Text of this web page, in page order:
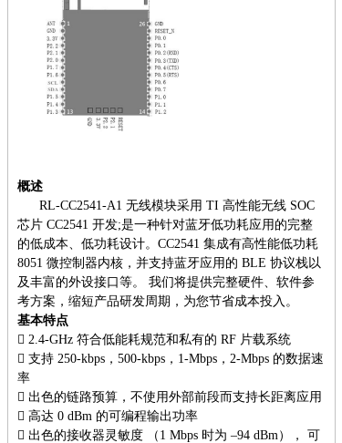
概述
RL-CC2541-A1 无线模块采用 TI 高性能无线 SOC
芯片 CC2541 开发;是一种针对蓝牙低功耗应用的完整
的低成本、低功耗设计。CC2541 集成有高性能低功耗
8051 微控制器内核，并支持蓝牙应用的 BLE 协议栈以
及丰富的外设接口等。 我们将提供完整硬件、软件参
考方案，缩短产品研发周期，为您节省成本投入。
基本特点
 2.4-GHz 符合低能耗规范和私有的 RF 片载系统
 支持 250-kbps，500-kbps，1-Mbps，2-Mbps 的数据速
率
 出色的链路预算，不使用外部前段而支持长距离应用
 高达 0 dBm 的可编程输出功率
 出色的接收器灵敏度 （1 Mbps 时为 –94 dBm）， 可